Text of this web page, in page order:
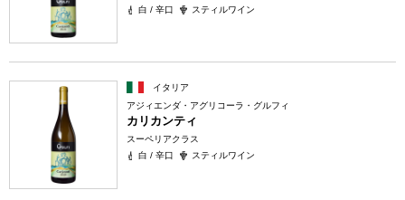
白 / 辛口
スティルワイン
イタリア
アジィエンダ・アグリコーラ・グルフィ
カリカンティ
スーペリアクラス
白 / 辛口
スティルワイン